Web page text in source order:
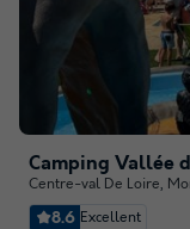
Camping Vallée
Centre-val De Loire,
8.6 Excellent